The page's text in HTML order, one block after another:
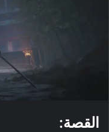
القصة: